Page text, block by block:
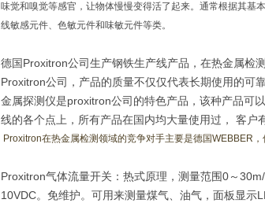
味觉和嗅觉等感官，让物体慢慢变得活了起来。通常根据其基
线敏感元件、色敏元件和味敏元件等类。
德国Proxitron公司生产钢铁生产线产品，在热金属检
Proxitron公司，产品的质量不仅仅代表长期使用的可
金属探测仪是proxitron公司的特色产品，该种产品可
线的各个点上，所有产品在国内均大量使用过， 客户
Proxitron在热金属检测领域的竞争对手主要是德国WEBBER
Proxitron气体流量开关：热式原理，测量范围0～
10VDC。免维护。可用来测量煤气、油气，面板显示